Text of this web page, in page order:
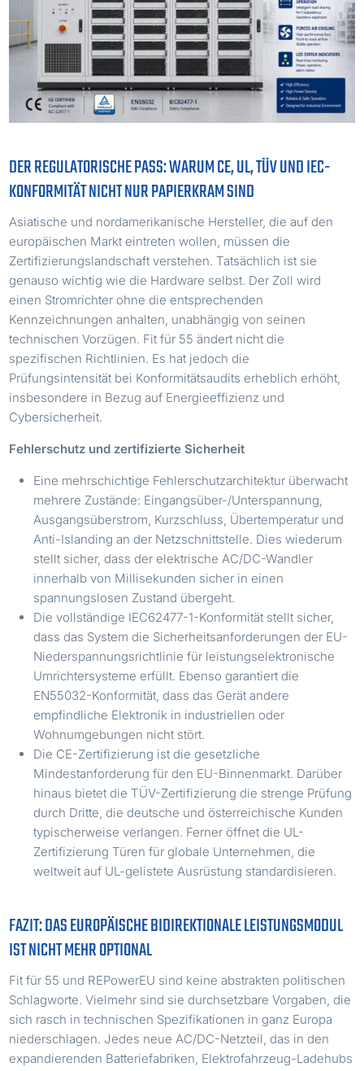
DER REGULATORISCHE PASS: WARUM CE, UL, TÜV UND IEC-
KONFORMITÄT NICHT NUR PAPIERKRAM SIND
Asiatische und nordamerikanische Hersteller, die auf den
europäischen Markt eintreten wollen, müssen die
Zertifizierungslandschaft verstehen. Tatsächlich ist sie
genauso wichtig wie die Hardware selbst. Der Zoll wird
einen Stromrichter ohne die entsprechenden
Kennzeichnungen anhalten, unabhängig von seinen
technischen Vorzügen. Fit für 55 ändert nicht die
spezifischen Richtlinien. Es hat jedoch die
Prüfungsintensität bei Konformitätsaudits erheblich erhöht,
insbesondere in Bezug auf Energieeffizienz und
Cybersicherheit.
Fehlerschutz und zertifizierte Sicherheit
Eine mehrschichtige Fehlerschutzarchitektur überwacht
mehrere Zustände: Eingangsüber-/Unterspannung,
Ausgangsüberstrom, Kurzschluss, Übertemperatur und
Anti-Islanding an der Netzschnittstelle. Dies wiederum
stellt sicher, dass der elektrische AC/DC-Wandler
innerhalb von Millisekunden sicher in einen
spannungslosen Zustand übergeht.
Die vollständige IEC62477-1-Konformität stellt sicher,
dass das System die Sicherheitsanforderungen der EU-
Niederspannungsrichtlinie für leistungselektronische
Umrichtersysteme erfüllt. Ebenso garantiert die
EN55032-Konformität, dass das Gerät andere
empfindliche Elektronik in industriellen oder
Wohnumgebungen nicht stört.
Die CE-Zertifizierung ist die gesetzliche
Mindestanforderung für den EU-Binnenmarkt. Darüber
hinaus bietet die TÜV-Zertifizierung die strenge Prüfung
durch Dritte, die deutsche und österreichische Kunden
typischerweise verlangen. Ferner öffnet die UL-
Zertifizierung Türen für globale Unternehmen, die
weltweit auf UL-gelistete Ausrüstung standardisieren.
FAZIT: DAS EUROPÄISCHE BIDIREKTIONALE LEISTUNGSMODUL
IST NICHT MEHR OPTIONAL
Fit für 55 und REPowerEU sind keine abstrakten politischen
Schlagworte. Vielmehr sind sie durchsetzbare Vorgaben, die
sich rasch in technischen Spezifikationen in ganz Europa
niederschlagen. Jedes neue AC/DC-Netzteil, das in den
expandierenden Batteriefabriken, Elektrofahrzeug-Ladehubs